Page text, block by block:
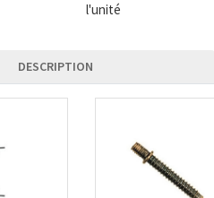
l'unité
DESCRIPTION